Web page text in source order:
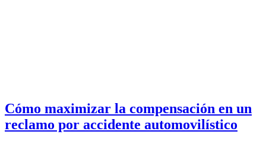
Cómo maximizar la compensación en un
reclamo por accidente automovilístico